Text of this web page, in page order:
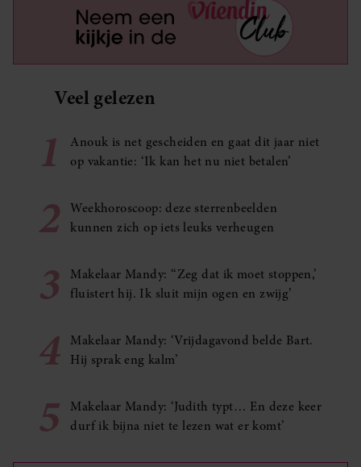
Veel gelezen
1
Anouk is net gescheiden en gaat dit jaar niet
op vakantie: ‘Ik kan het nu niet betalen’
2
Weekhoroscoop: deze sterrenbeelden
kunnen zich op iets leuks verheugen
3
Makelaar Mandy: ‘‘Zeg dat ik moet stoppen,’
fluistert hij. Ik sluit mijn ogen en zwijg’
4
Makelaar Mandy: ‘Vrijdagavond belde Bart.
Hij sprak eng kalm’
5
Makelaar Mandy: ‘Judith typt… En deze keer
durf ik bijna niet te lezen wat er komt’